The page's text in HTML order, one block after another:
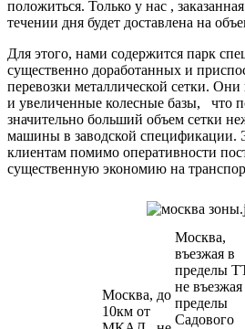
положиться. Только у нас ,
течении дня будет доставлена на
Для этого, нами содержится парк
существенно доработанных и
перевозки металлической сетки.
и увеличенные колесные базы, что
значительно больший объем сетки
машины в заводской спецификации.
клиентам помимо оперативности
существенную экономию на
Москва, до
10км от
Москва,
въезжая в
пределы
не въезжая
пределы
Садового